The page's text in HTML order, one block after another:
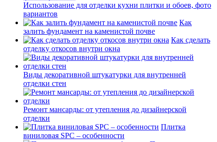
Использование для отделки кухни плитки и обоев, фото
вариантов
Как
залить фундамент на каменистой почве
Как сделать
отделку откосов внутри окна
Виды декоративной штукатурки для внутренней
отделки стен
Ремонт мансарды: от утепления до дизайнерской
отделки
Плитка
виниловая SPC – особенности